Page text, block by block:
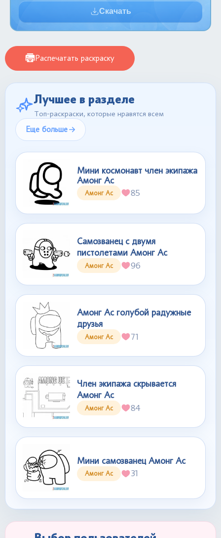
Скачать
Распечатать раскраску
Лучшее в разделе
Топ-раскраски, которые нравятся всем
Еще больше
Мини космонавт член экипажа
Амонг Ас
Амонг Ас 85
Самозванец с двумя
пистолетами Амонг Ас
Амонг Ас 96
Амонг Ас голубой радужные
друзья
Амонг Ас 71
Член экипажа скрывается
Амонг Ас
Амонг Ас 84
Мини самозванец Амонг Ас
Амонг Ас 31